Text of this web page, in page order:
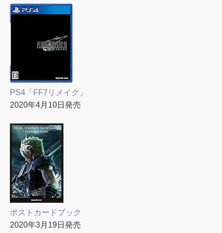
PS4「FF7リメイク」
2020年4月10日発売
ポストカードブック
2020年3月19日発売